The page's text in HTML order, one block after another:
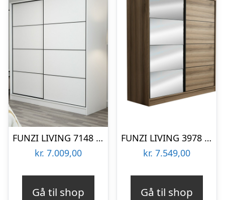
FUNZI LIVING 7148 garderobeskab, 2 skydelåger, 2 bøjlestænger, 2 skuffer – hvid melamin
kr. 7.009,00
Gå til shop
FUNZI LIVING 3978 garderobeskab, spejl, 2 skydelåger, 2 bøjlestænger, 2 skuffer – natur melamin
kr. 7.549,00
Gå til shop